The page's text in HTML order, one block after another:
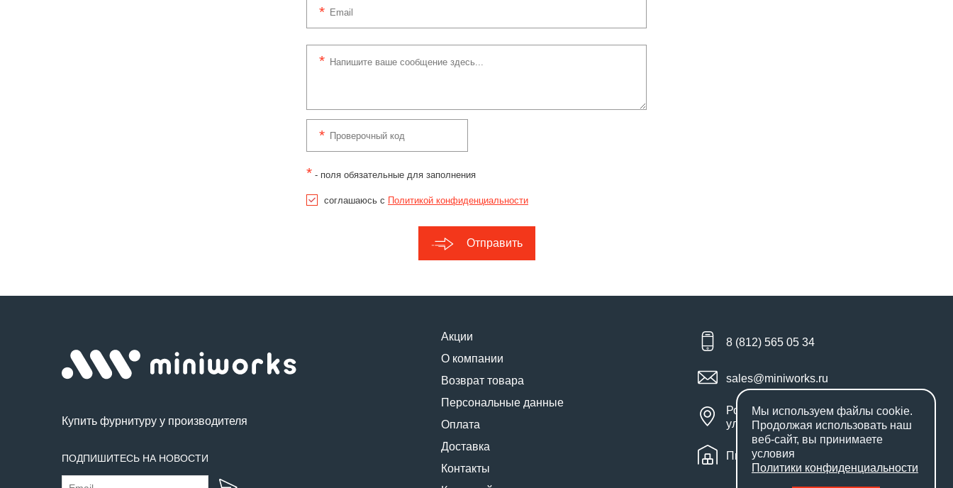
* - поля обязательные для заполнения
соглашаюсь с Политикой конфиденциальности
Отправить
Купить фурнитуру у производителя
ПОДПИШИТЕСЬ НА НОВОСТИ
Акции
О компании
Возврат товара
Персональные данные
Оплата
Доставка
Контакты
8 (812) 565 05 34
sales@miniworks.ru
Россия, Санкт-Петербург,
улица Маршала Новикова, 28Е
Пн – Пт: с 9:00 до 18:00
Мы используем файлы cookie.
Продолжая использовать наш
веб-сайт, вы принимаете
условия
Политики конфиденциальности